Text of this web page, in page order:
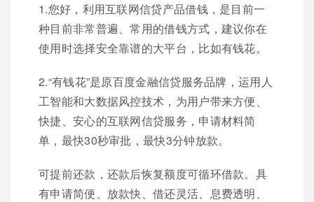
1.您好，利用互联网信贷产品借钱，是目前一
种目前非常普遍、常用的借钱方式，建议你在
使用时选择安全靠谱的大平台，比如有钱花。
2.“有钱花”是原百度金融信贷服务品牌，运用人
工智能和大数据风控技术，为用户带来方便、
快捷、安心的互联网信贷服务，申请材料简
单，最快30秒审批，最快3分钟放款。
可提前还款，还款后恢复额度可循环借款。具
有申请简便、放款快、借还灵活、息费透明、